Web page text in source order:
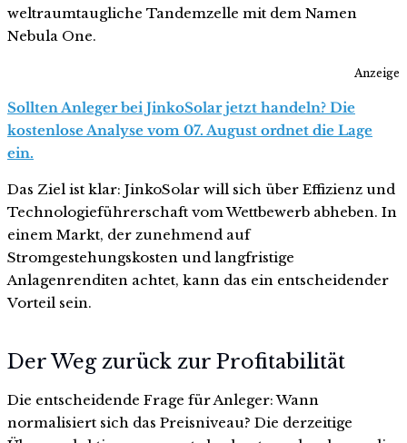
weltraumtaugliche Tandemzelle mit dem Namen
Nebula One.
Anzeige
Sollten Anleger bei JinkoSolar jetzt handeln? Die
kostenlose Analyse vom 07. August ordnet die Lage
ein.
Das Ziel ist klar: JinkoSolar will sich über Effizienz und
Technologieführerschaft vom Wettbewerb abheben. In
einem Markt, der zunehmend auf
Stromgestehungskosten und langfristige
Anlagenrenditen achtet, kann das ein entscheidender
Vorteil sein.
Der Weg zurück zur Profitabilität
Die entscheidende Frage für Anleger: Wann
normalisiert sich das Preisniveau? Die derzeitige